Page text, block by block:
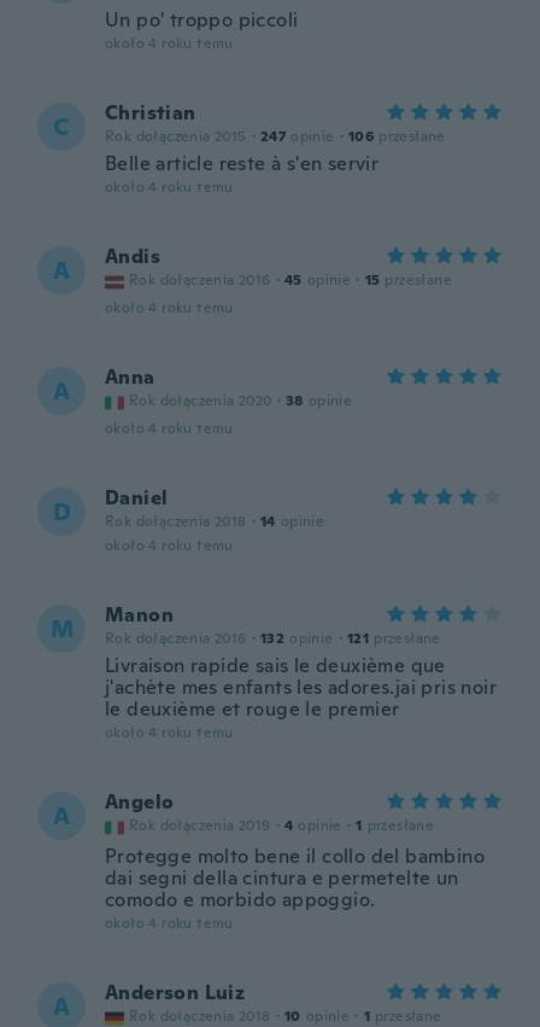
Un po' troppo piccoli
około 4 roku temu
C Christian
Rok dołączenia 2015 · 247 opinie · 106 przesłane
Belle article reste à s'en servir
około 4 roku temu
A Andis
Rok dołączenia 2016 · 45 opinie · 15 przesłane
około 4 roku temu
A Anna
Rok dołączenia 2020 · 38 opinie
około 4 roku temu
D Daniel
Rok dołączenia 2018 · 14 opinie
około 4 roku temu
M Manon
Rok dołączenia 2016 · 132 opinie · 121 przesłane
Livraison rapide sais le deuxième que
j'achète mes enfants les adores.jai pris noir
le deuxième et rouge le premier
około 4 roku temu
A Angelo
Rok dołączenia 2019 · 4 opinie · 1 przesłane
Protegge molto bene il collo del bambino
dai segni della cintura e permetelte un
comodo e morbido appoggio.
około 4 roku temu
A Anderson Luiz
Rok dołączenia 2018 · 10 opinie · 1 przesłane